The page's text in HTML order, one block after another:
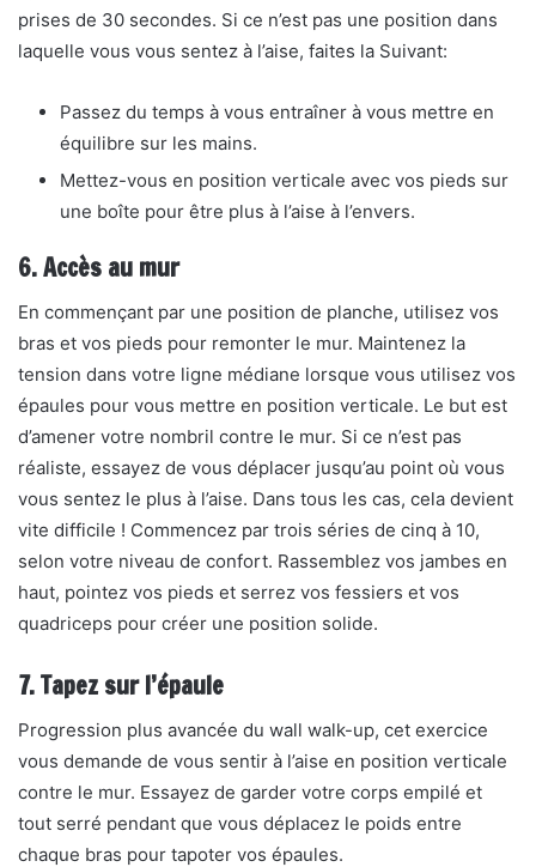
prises de 30 secondes. Si ce n’est pas une position dans
laquelle vous vous sentez à l’aise, faites la Suivant:
Passez du temps à vous entraîner à vous mettre en
équilibre sur les mains.
Mettez-vous en position verticale avec vos pieds sur
une boîte pour être plus à l’aise à l’envers.
6. Accès au mur
En commençant par une position de planche, utilisez vos
bras et vos pieds pour remonter le mur. Maintenez la
tension dans votre ligne médiane lorsque vous utilisez vos
épaules pour vous mettre en position verticale. Le but est
d’amener votre nombril contre le mur. Si ce n’est pas
réaliste, essayez de vous déplacer jusqu’au point où vous
vous sentez le plus à l’aise. Dans tous les cas, cela devient
vite difficile ! Commencez par trois séries de cinq à 10,
selon votre niveau de confort. Rassemblez vos jambes en
haut, pointez vos pieds et serrez vos fessiers et vos
quadriceps pour créer une position solide.
7. Tapez sur l’épaule
Progression plus avancée du wall walk-up, cet exercice
vous demande de vous sentir à l’aise en position verticale
contre le mur. Essayez de garder votre corps empilé et
tout serré pendant que vous déplacez le poids entre
chaque bras pour tapoter vos épaules.